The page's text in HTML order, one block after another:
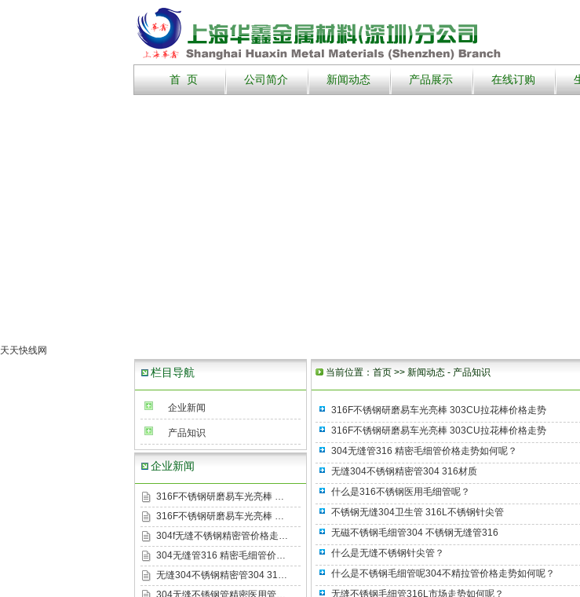
首 页 公司简介 新闻动态 产品展示 在线订购
天天快线网
栏目导航
企业新闻
产品知识
企业新闻
316F不锈钢研磨易车光亮棒 …
316F不锈钢研磨易车光亮棒 …
304f无缝不锈钢精密管价格走…
304无缝管316 精密毛细管价…
无缝304不锈钢精密管304 31…
304无缝不锈钢管精密医用管…
当前位置： 首页 >> 新闻动态 - 产品知识
316F不锈钢研磨易车光亮棒 303CU拉花棒价格走势
316F不锈钢研磨易车光亮棒 303CU拉花棒价格走势
304无缝管316 精密毛细管价格走势如何呢？
无缝304不锈钢精密管304 316材质
什么是316不锈钢医用毛细管呢？
不锈钢无缝304卫生管 316L不锈钢针尖管
无磁不锈钢毛细管304 不锈钢无缝管316
什么是无缝不锈钢针尖管？
什么是不锈钢毛细管呢304不精拉管价格走势如何呢？
无缝不锈钢毛细管316L市场走势如何呢？